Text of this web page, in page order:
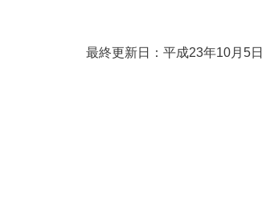
最終更新日：平成23年10月5日